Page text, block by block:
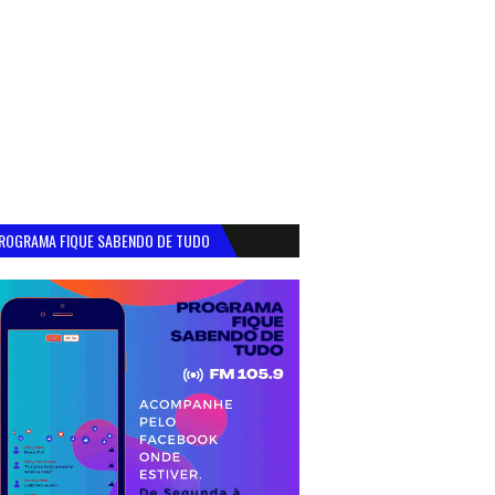
FIQUE SABENDO DE TUDO